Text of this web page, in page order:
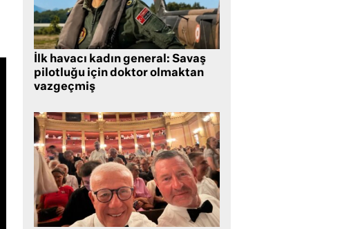
İlk havacı kadın general: Savaş
pilotluğu için doktor olmaktan
vazgeçmiş